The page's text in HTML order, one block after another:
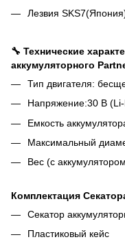
Лезвия
🔧 Технические
аккумуляторного
Тип двигателя:
Напряжение:30 В
Емкость
Максимальный
Вес (с
Комплектация
Секатор
Пластиковый кейс